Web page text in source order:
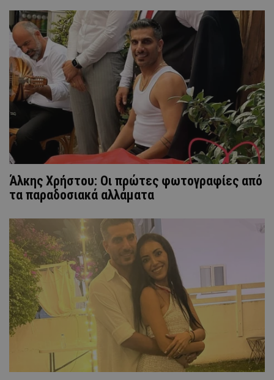
Άλκης Χρήστου: Οι πρώτες φωτογραφίες από
τα παραδοσιακά αλλάματα